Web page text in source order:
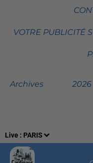
Live : PARIS
VOTRE PUBLICITÉ
Archives 2026